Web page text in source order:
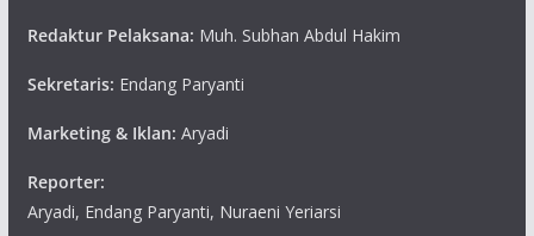
Redaktur Pelaksana: Muh. Subhan Abdul Hakim
Sekretaris: Endang Paryanti
Marketing & Iklan: Aryadi
Reporter:
Aryadi, Endang Paryanti, Nuraeni Yeriarsi